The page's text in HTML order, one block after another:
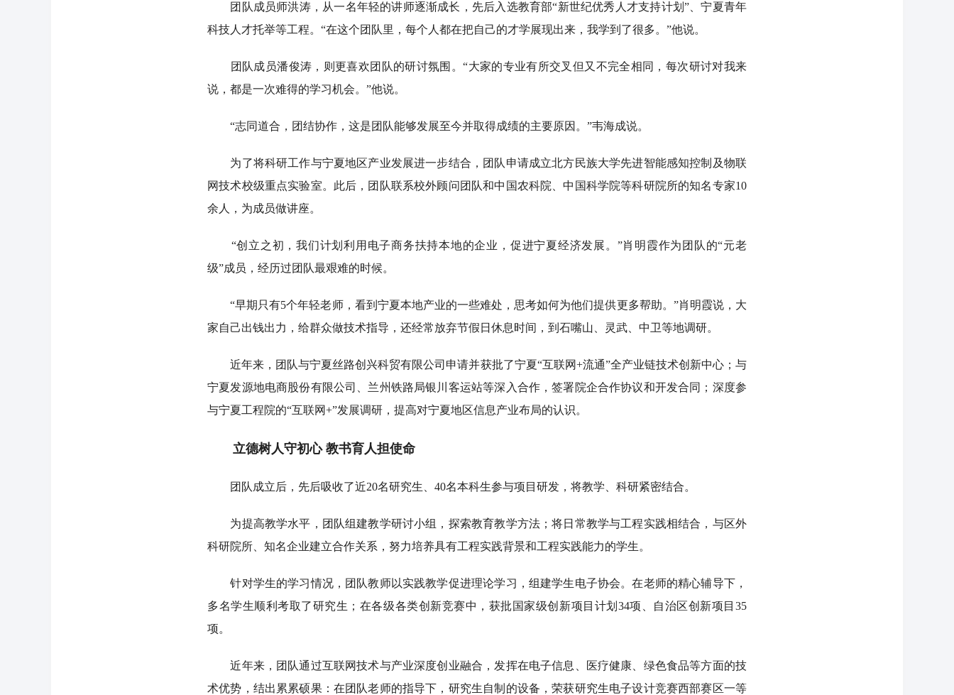
团队成员师洪涛，从一名年轻的讲师逐渐成长，先后入选教育部“新世纪优秀人才支持计划”、宁夏青年
科技人才托举等工程。“在这个团队里，每个人都在把自己的才学展现出来，我学到了很多。”他说。
团队成员潘俊涛，则更喜欢团队的研讨氛围。“大家的专业有所交叉但又不完全相同，每次研讨对我来
说，都是一次难得的学习机会。”他说。
“志同道合，团结协作，这是团队能够发展至今并取得成绩的主要原因。”韦海成说。
为了将科研工作与宁夏地区产业发展进一步结合，团队申请成立北方民族大学先进智能感知控制及物联
网技术校级重点实验室。此后，团队联系校外顾问团队和中国农科院、中国科学院等科研院所的知名专家10
余人，为成员做讲座。
“创立之初，我们计划利用电子商务扶持本地的企业，促进宁夏经济发展。”肖明霞作为团队的“元老
级”成员，经历过团队最艰难的时候。
“早期只有5个年轻老师，看到宁夏本地产业的一些难处，思考如何为他们提供更多帮助。”肖明霞说，大
家自己出钱出力，给群众做技术指导，还经常放弃节假日休息时间，到石嘴山、灵武、中卫等地调研。
近年来，团队与宁夏丝路创兴科贸有限公司申请并获批了宁夏“互联网+流通”全产业链技术创新中心；与
宁夏发源地电商股份有限公司、兰州铁路局银川客运站等深入合作，签署院企合作协议和开发合同；深度参
与宁夏工程院的“互联网+”发展调研，提高对宁夏地区信息产业布局的认识。
立德树人守初心 教书育人担使命
团队成立后，先后吸收了近20名研究生、40名本科生参与项目研发，将教学、科研紧密结合。
为提高教学水平，团队组建教学研讨小组，探索教育教学方法；将日常教学与工程实践相结合，与区外
科研院所、知名企业建立合作关系，努力培养具有工程实践背景和工程实践能力的学生。
针对学生的学习情况，团队教师以实践教学促进理论学习，组建学生电子协会。在老师的精心辅导下，
多名学生顺利考取了研究生；在各级各类创新竞赛中，获批国家级创新项目计划34项、自治区创新项目35
项。
近年来，团队通过互联网技术与产业深度创业融合，发挥在电子信息、医疗健康、绿色食品等方面的技
术优势，结出累累硕果：在团队老师的指导下，研究生自制的设备，荣获研究生电子设计竞赛西部赛区一等